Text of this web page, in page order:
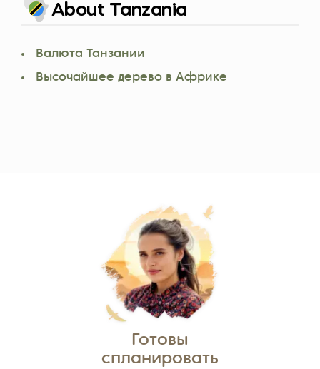
About Tanzania
Валюта Танзании
Высочайшее дерево в Африке
Готовы
спланировать